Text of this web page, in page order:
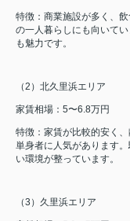
特徴：商業施設が多く、
の一人暮らしにも向いて
も魅力です。
（2）北久里浜エリア
家賃相場：5〜6.8万円
特徴：家賃が比較的安く
単身者に人気があります
い環境が整っています。
（3）久里浜エリア